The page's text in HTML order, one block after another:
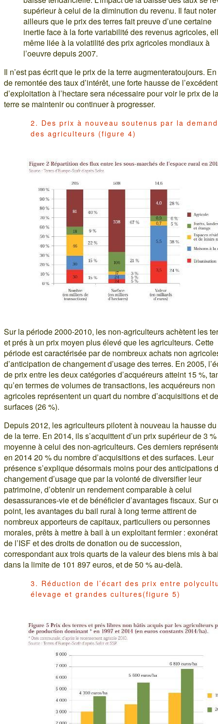
supérieur à celui de la diminution du revenu. Il faut noter
ailleurs que le prix des terres fait preuve d’une certaine
inertie face à la forte variabilité des revenus agricoles,
même liée à la volatilité des prix agricoles mondiaux à
l’oeuvre depuis 2007.
Il n’est pas écrit que le prix de la terre augmenteratoujours.
de remontée des taux d’intérêt, une forte hausse de
d’exploitation à l’hectare sera nécessaire pour voir le prix de
terre se maintenir ou continuer à progresser.
2. Des prix à nouveau soutenus par la
des agriculteurs (figure 4)
Sur la période 2000-2010, les non-agriculteurs achètent les
et prés à un prix moyen plus élevé que les agriculteurs. Cette
période est caractérisée par de nombreux achats non
d’anticipation de changement d’usage des terres. En 2005,
de prix entre les deux catégories d’acquéreurs atteint 15 %,
qu’en termes de volumes de transactions, les acquéreurs non
agricoles représentent un quart du nombre d’acquisitions et
surfaces (26 %).
Depuis 2012, les agriculteurs pilotent à nouveau la hausse
de la terre. En 2014, ils s’acquittent d’un prix supérieur de 3
moyenne à celui des non-agriculteurs. Ces derniers
en 2014 20 % du nombre d’acquisitions et des surfaces. Leur
présence s’explique désormais moins pour des anticipations
changement d’usage que par la volonté de diversifier leur
patrimoine, d’obtenir un rendement comparable à celui
desassurances-vie et de bénéficier d’avantages fiscaux. Sur
point, les avantages du bail rural à long terme attirent de
nombreux apporteurs de capitaux, particuliers ou personnes
morales, prêts à mettre à bail à un exploitant fermier :
de l’ISF et des droits de donation ou de succession,
correspondant aux trois quarts de la valeur des biens mis à
dans la limite de 101 897 euros, et de 50 % au-delà.
3. Réduction de l’écart des prix entre
élevage et grandes cultures(figure 5)